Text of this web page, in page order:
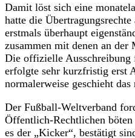
Damit löst sich eine
hatte die
erstmals überhaupt
zusammen mit denen an
Die offizielle Ausschreibung
erfolgte sehr kurzfristig erst
normalerweise geschieht
Der Fußball-Weltverband
Öffentlich-Rechtlichen
es der „Kicker“, bestätigt